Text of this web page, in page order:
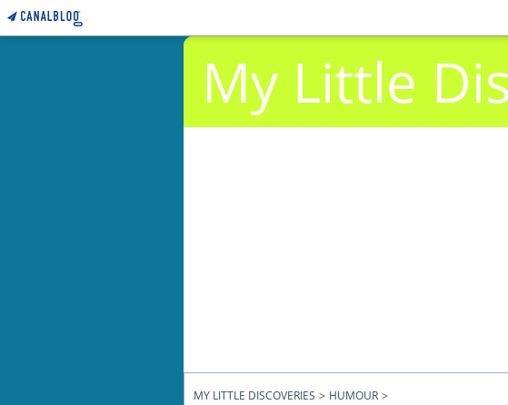
My Little
MY LITTLE DISCOVERIES > HUMOUR >